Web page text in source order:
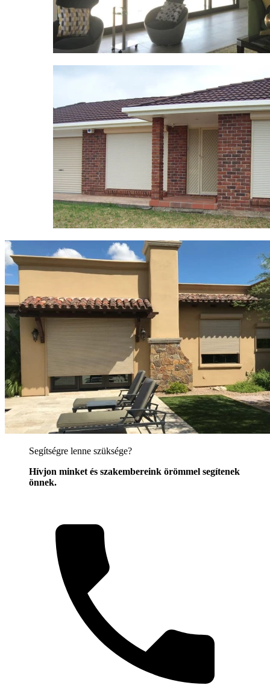
Segítségre lenne szüksége?
Hívjon minket és szakembereink örömmel segítenek
önnek.